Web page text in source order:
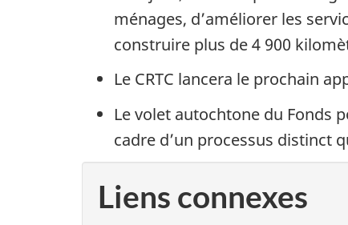
ménages, d’améliorer les
construire plus de 4 900
Le CRTC lancera le prochain
Le volet autochtone du Fonds
cadre d’un processus distinct
Liens connexes